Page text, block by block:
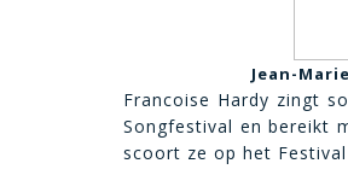
Jean-
Francoise Hardy zingt
Songfestival en bereikt
scoort ze op het